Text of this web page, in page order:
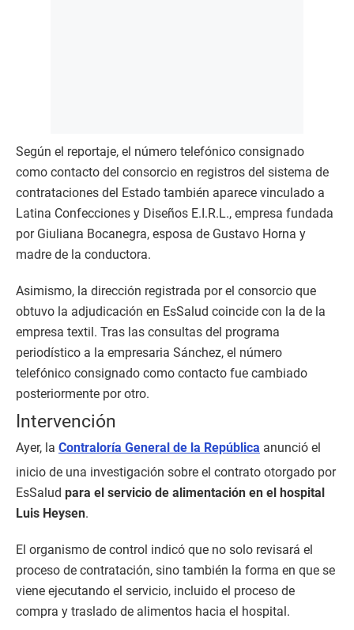
Según el reportaje, el número telefónico consignado
como contacto del consorcio en registros del sistema de
contrataciones del Estado también aparece vinculado a
Latina Confecciones y Diseños E.I.R.L., empresa fundada
por Giuliana Bocanegra, esposa de Gustavo Horna y
madre de la conductora.
Asimismo, la dirección registrada por el consorcio que
obtuvo la adjudicación en EsSalud coincide con la de la
empresa textil. Tras las consultas del programa
periodístico a la empresaria Sánchez, el número
telefónico consignado como contacto fue cambiado
posteriormente por otro.
Intervención
Ayer, la Contraloría General de la República anunció el
inicio de una investigación sobre el contrato otorgado por
EsSalud para el servicio de alimentación en el hospital
Luis Heysen.
El organismo de control indicó que no solo revisará el
proceso de contratación, sino también la forma en que se
viene ejecutando el servicio, incluido el proceso de
compra y traslado de alimentos hacia el hospital.